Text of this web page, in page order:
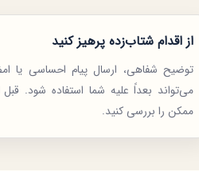
از اقدام شتاب‌زده پرهیز کنید
توضیح شفاهی، ارسال پیام احساسی یا
می‌تواند بعداً علیه شما استفاده شود. قبل
ممکن را بررسی کنید.